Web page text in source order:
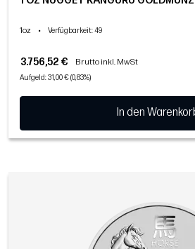
1oz • Verfügbarkeit: 49
3.756,52 € Brutto inkl. MwSt
Aufgeld: 31,00 € (0,83%)
In den